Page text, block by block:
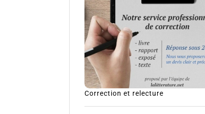
Correction et relecture